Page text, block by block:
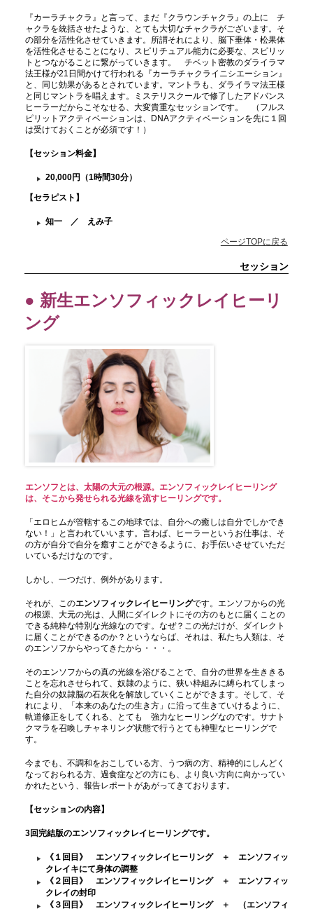
『カーラチャクラ』と言って、まだ『クラウンチャクラ』の上に チ
ャクラを統括させたような、とても大切なチャクラがございます。そ
の部分を活性化させていきます。所謂それにより、脳下垂体・松果体
を活性化させることになり、スピリチュアル能力に必要な、スピリッ
トとつながることに繋がっていきます。 チベット密教のダライラマ
法王様が21日間かけて行われる『カーラチャクライニシエーション』
と、同じ効果があるとされています。マントラも、ダライラマ法王様
と同じマントラを唱えます。ミステリスクールで修了したアドバンス
ヒーラーだからこそなせる、大変貴重なセッションです。 （フルス
ピリットアクティベーションは、DNAアクティベーションを先に１回
は受けておくことが必須です！）
【セッション料金】
20,000円（1時間30分）
【セラピスト】
知一 ／ えみ子
ページTOPに戻る
セッション
● 新生エンソフィックレイヒーリ
ング
エンソフとは、太陽の大元の根源。エンソフィックレイヒーリング
は、そこから発せられる光線を流すヒーリングです。
「エロヒムが管轄するこの地球では、自分への癒しは自分でしかでき
ない！」と言われていいます。言わば、ヒーラーというお仕事は、そ
の方が自分で自分を癒すことができるように、お手伝いさせていただ
いているだけなのです。
しかし、一つだけ、例外があります。
それが、このエンソフィックレイヒーリングです。エンソフからの光
の根源、大元の光は、人間にダイレクトにその方のもとに届くことの
できる純粋な特別な光線なのです。なぜ？この光だけが、ダイレクト
に届くことができるのか？というならば、それは、私たち人類は、そ
のエンソフからやってきたから・・・。
そのエンソフからの真の光線を浴びることで、自分の世界を生ききる
ことを忘れさせられて、奴隷のように、狭い枠組みに縛られてしまっ
た自分の奴隷脳の石灰化を解放していくことができます。そして、そ
れにより、「本来のあなたの生き方」に沿って生きていけるように、
軌道修正をしてくれる、とても 強力なヒーリングなのです。サナト
クマラを召喚しチャネリング状態で行うとても神聖なヒーリングで
す。
今までも、不調和をおこしている方、うつ病の方、精神的にしんどく
なっておられる方、過食症などの方にも、より良い方向に向かってい
かれたという、報告レポートがあがってきております。
【セッションの内容】
3回完結版のエンソフィックレイヒーリングです。
《１回目》 エンソフィックレイヒーリング ＋ エンソフィッ
クレイキにて身体の調整
《２回目》 エンソフィックレイヒーリング ＋ エンソフィッ
クレイの封印
《３回目》 エンソフィックレイヒーリング ＋ （エンソフィ